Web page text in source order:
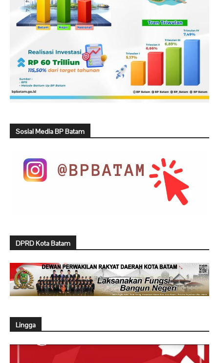
Sosial Media BP Batam
DPRD Kota Batam
Lingga